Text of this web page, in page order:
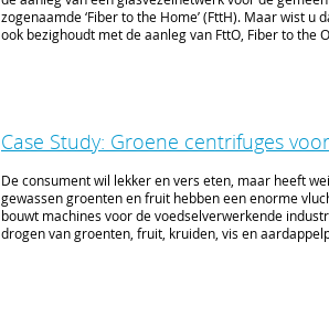
zogenaamde ‘Fiber to the Home’ (FttH). Maar wist u
ook bezighoudt met de aanleg van FttO, Fiber to the
Case Study: Groene centrifuges
De consument wil lekker en vers eten, maar heeft
gewassen groenten en fruit hebben een enorme
bouwt machines voor de voedselverwerkende
drogen van groenten, fruit, kruiden, vis en